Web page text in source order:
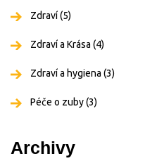
Zdraví(5)
Zdraví a Krása (4)
Zdraví a hygiena (3)
Péče o zuby(3)
Archivy